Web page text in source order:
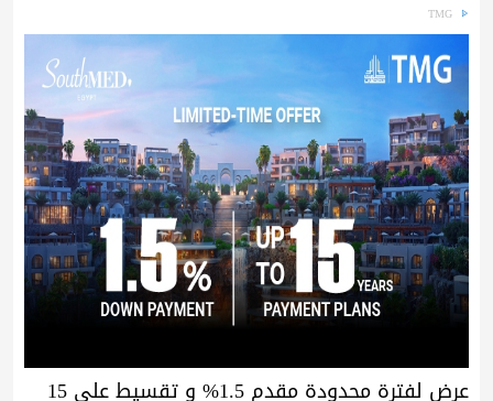
TMG
عرض لفترة محدودة مقدم 1.5% و تقسيط علي 15